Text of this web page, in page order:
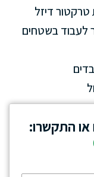
– מותר לעבוד בשטחים
התקשרו: